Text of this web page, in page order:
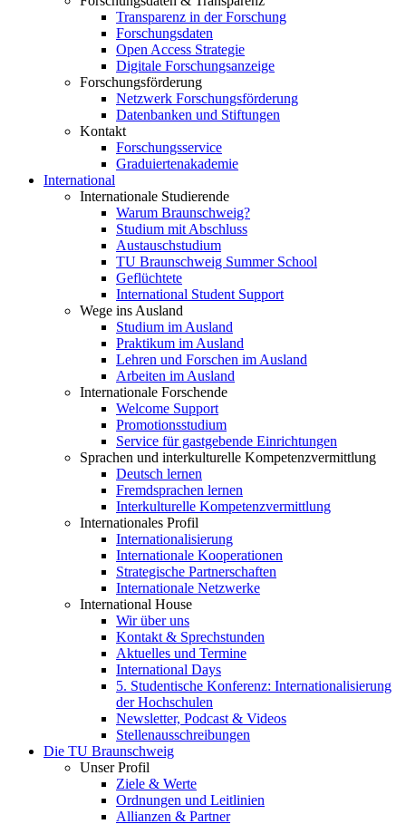
Transparenz in der Forschung
Forschungsdaten
Open Access Strategie
Digitale Forschungsanzeige
Forschungsförderung
Netzwerk Forschungsförderung
Datenbanken und Stiftungen
Kontakt
Forschungsservice
Graduiertenakademie
International
Internationale Studierende
Warum Braunschweig?
Studium mit Abschluss
Austauschstudium
TU Braunschweig Summer School
Geflüchtete
International Student Support
Wege ins Ausland
Studium im Ausland
Praktikum im Ausland
Lehren und Forschen im Ausland
Arbeiten im Ausland
Internationale Forschende
Welcome Support
Promotionsstudium
Service für gastgebende Einrichtungen
Sprachen und interkulturelle Kompetenzvermittlung
Deutsch lernen
Fremdsprachen lernen
Interkulturelle Kompetenzvermittlung
Internationales Profil
Internationalisierung
Internationale Kooperationen
Strategische Partnerschaften
Internationale Netzwerke
International House
Wir über uns
Kontakt & Sprechstunden
Aktuelles und Termine
International Days
5. Studentische Konferenz: Internationalisierung
der Hochschulen
Newsletter, Podcast & Videos
Stellenausschreibungen
Die TU Braunschweig
Unser Profil
Ziele & Werte
Ordnungen und Leitlinien
Allianzen & Partner